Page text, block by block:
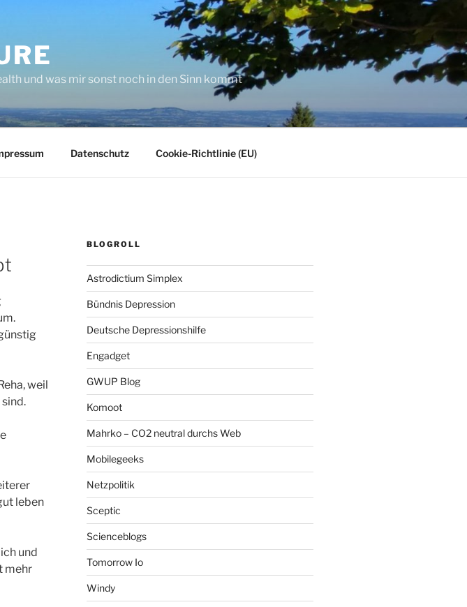
und was mir sonst noch in den Sinn kommt
Datenschutz Cookie-Richtlinie (EU)
weil
leben
und
mehr
BLOGROLL
Astrodictium Simplex
Bündnis Depression
Deutsche Depressionshilfe
Engadget
GWUP Blog
Komoot
Mahrko – CO2 neutral durchs Web
Mobilegeeks
Netzpolitik
Sceptic
Scienceblogs
Tomorrow Io
Windy